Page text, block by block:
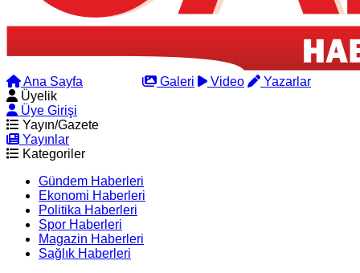
Ana Sayfa Galeri Video
Yazarlar
Üyelik
Üye Girişi
Yayın/Gazete
Yayınlar
Kategoriler
Gündem Haberleri
Ekonomi Haberleri
Politika Haberleri
Spor Haberleri
Magazin Haberleri
Sağlık Haberleri